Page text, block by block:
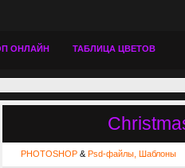
ОНЛАЙН ТАБЛИЦА ЦВЕТОВ
PHOTOSHOP & Psd-файлы, Шаблоны